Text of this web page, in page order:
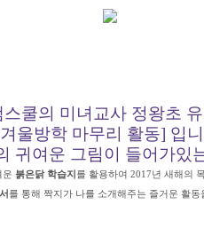
스쿨의 미녀교사 정왕초
울방학 마무리 활동] 입
귀여운 그림이 들어가있
운 붉은닭 학습지를 활용하여 2017년 새해의
를 통해 짝지가 나를 소개해주는 즐거운 활동